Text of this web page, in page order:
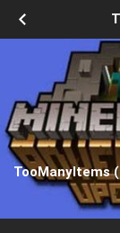
TooManyItems